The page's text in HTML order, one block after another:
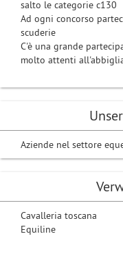
salto le categorie c130
Ad ogni concorso
scuderie
C'è una grande
molto attenti
Aziende nel settore
Cavalleria toscana
Equiline